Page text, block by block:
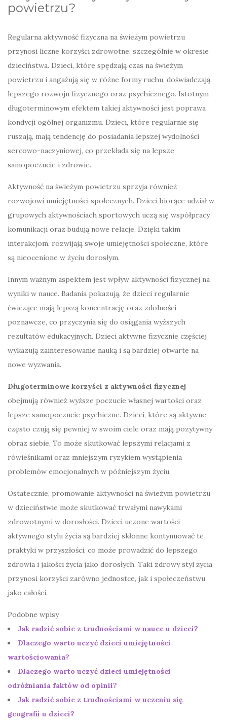
powietrzu?
Regularna aktywność fizyczna na świeżym powietrzu
przynosi liczne korzyści zdrowotne, szczególnie w okresie
dzieciństwa. Dzieci, które spędzają czas na świeżym
powietrzu i angażują się w różne formy ruchu, doświadczają
lepszego rozwoju fizycznego oraz psychicznego. Istotnym
długoterminowym efektem takiej aktywności jest poprawa
kondycji ogólnej organizmu. Dzieci, które regularnie się
ruszają, mają tendencję do posiadania lepszej wydolności
sercowo-naczyniowej, co przekłada się na lepsze
samopoczucie i zdrowie.
Aktywność na świeżym powietrzu sprzyja również
rozwojowi umiejętności społecznych. Dzieci biorące udział w
grupowych aktywnościach sportowych uczą się współpracy,
komunikacji oraz budują nowe relacje. Dzięki takim
interakcjom, rozwijają swoje umiejętności społeczne, które
są nieocenione w życiu dorosłym.
Innym ważnym aspektem jest wpływ aktywności fizycznej na
wyniki w nauce. Badania pokazują, że dzieci regularnie
ćwiczące mają lepszą koncentrację oraz zdolności
poznawcze, co przyczynia się do osiągania wyższych
rezultatów edukacyjnych. Dzieci aktywne fizycznie częściej
wykazują zainteresowanie nauką i są bardziej otwarte na
nowe wyzwania.
Długoterminowe korzyści z aktywności fizycznej
obejmują również wyższe poczucie własnej wartości oraz
lepsze samopoczucie psychiczne. Dzieci, które są aktywne,
często czują się pewniej w swoim ciele oraz mają pozytywny
obraz siebie. To może skutkować lepszymi relacjami z
rówieśnikami oraz mniejszym ryzykiem wystąpienia
problemów emocjonalnych w późniejszym życiu.
Ostatecznie, promowanie aktywności na świeżym powietrzu
w dzieciństwie może skutkować trwałymi nawykami
zdrowotnymi w dorosłości. Dzieci uczone wartości
aktywnego stylu życia są bardziej skłonne kontynuować te
praktyki w przyszłości, co może prowadzić do lepszego
zdrowia i jakości życia jako dorosłych. Taki zdrowy styl życia
przynosi korzyści zarówno jednostce, jak i społeczeństwu
jako całości.
Podobne wpisy
Jak radzić sobie z trudnościami w nauce u dzieci?
Dlaczego warto uczyć dzieci umiejętności
wartościowania?
Dlaczego warto uczyć dzieci umiejętności
odróżniania faktów od opinii?
Jak radzić sobie z trudnościami w uczeniu się
geografii u dzieci?